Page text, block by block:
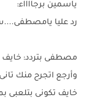
ياسمين برجااااء:
رد عليا
مصطفى بتردد: خايف
وأرجع اتجرح منك
خايف تكونى بتلعبى